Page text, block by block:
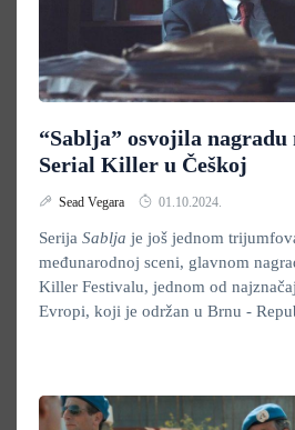
“Sablja” osvojila nagradu
Serial Killer u Češkoj
Sead Vegara 01.10.2024.
Serija Sablja je još jednom
međunarodnoj sceni, glavnom
Killer Festivalu, jednom od
Evropi, koji je održan u Brnu -